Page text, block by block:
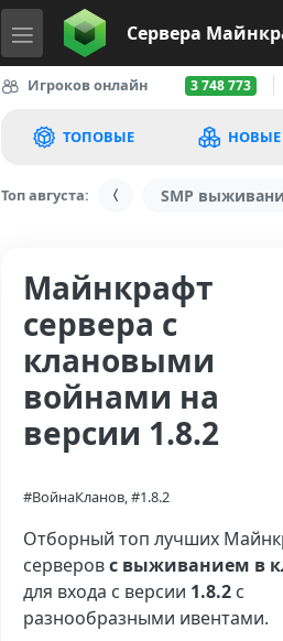
Сервера
Игроков онлайн 3 748 773
ТОПОВЫЕ НОВЫЕ
Топ августа: SMP
Майнкрафт
сервера с
клановыми
войнами на
версии 1.8.2
#ВойнаКланов, #1.8.2
Отборный топ лучших
серверовс выживанием в
для входа с версии 1.8.2 с
разнообразными ивентами.